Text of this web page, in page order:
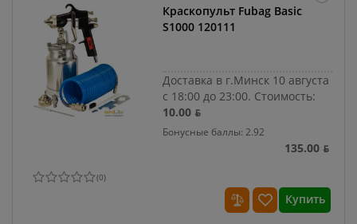
Краскопульт Fubag Basic
S1000 120111
Доставка в г.Минск 10 августа
с 18:00 до 23:00. Стоимость:
10.00 ƃ
Бонусные баллы: 2.92
135.00 ƃ
(0)
Купить